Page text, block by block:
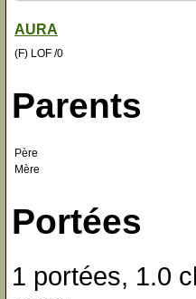
AURA
(F) LOF /0
Parents
Père
Mère
Portées
1 portées, 1.0